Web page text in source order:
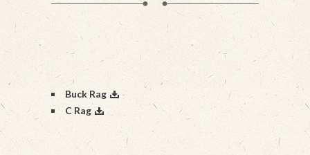
Buck Rag
C Rag